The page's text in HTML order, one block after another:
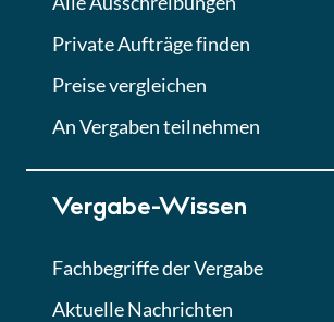
Lektion 6
Abgabe von Angeboten
Lektion
Lektion 7
Finales Quiz
Private Aufträge finden
Preise vergleichen
An Vergaben teilnehmen
Vergabe-Wissen
Fachbegriffe der Vergabe
Aktuelle Nachrichten